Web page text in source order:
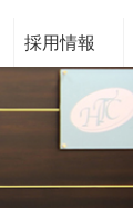
採用情報